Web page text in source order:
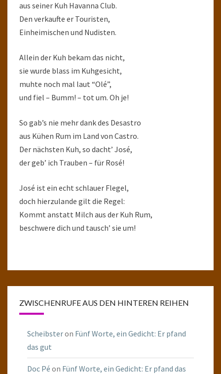
aus seiner Kuh Havanna Club.
Den verkaufte er Touristen,
Einheimischen und Nudisten.
Allein der Kuh bekam das nicht,
sie wurde blass im Kuhgesicht,
muhte noch mal laut “Olé”,
und fiel – Bumm! – tot um. Oh je!
So gab’s nie mehr dank des Desastro
aus Kühen Rum im Land von Castro.
Der nächsten Kuh, so dacht’ José,
der geb’ ich Trauben – für Rosé!
José ist ein echt schlauer Flegel,
doch hierzulande gilt die Regel:
Kommt anstatt Milch aus der Kuh Rum,
beschwere dich und tausch’ sie um!
ZWISCHENRUFE AUS DEN HINTEREN REIHEN
Scheibsteron Fünf Worte, ein Gedicht: Er pfand
das gut
Doc Pé on Fünf Worte, ein Gedicht: Er pfand das